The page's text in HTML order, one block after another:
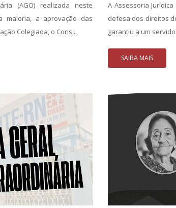
(AGO) realizada neste
maioria, a aprovação das
Colegiada, o Cons...
A Assessoria
defesa dos direitos
garantiu a um
SAIBA MAIS